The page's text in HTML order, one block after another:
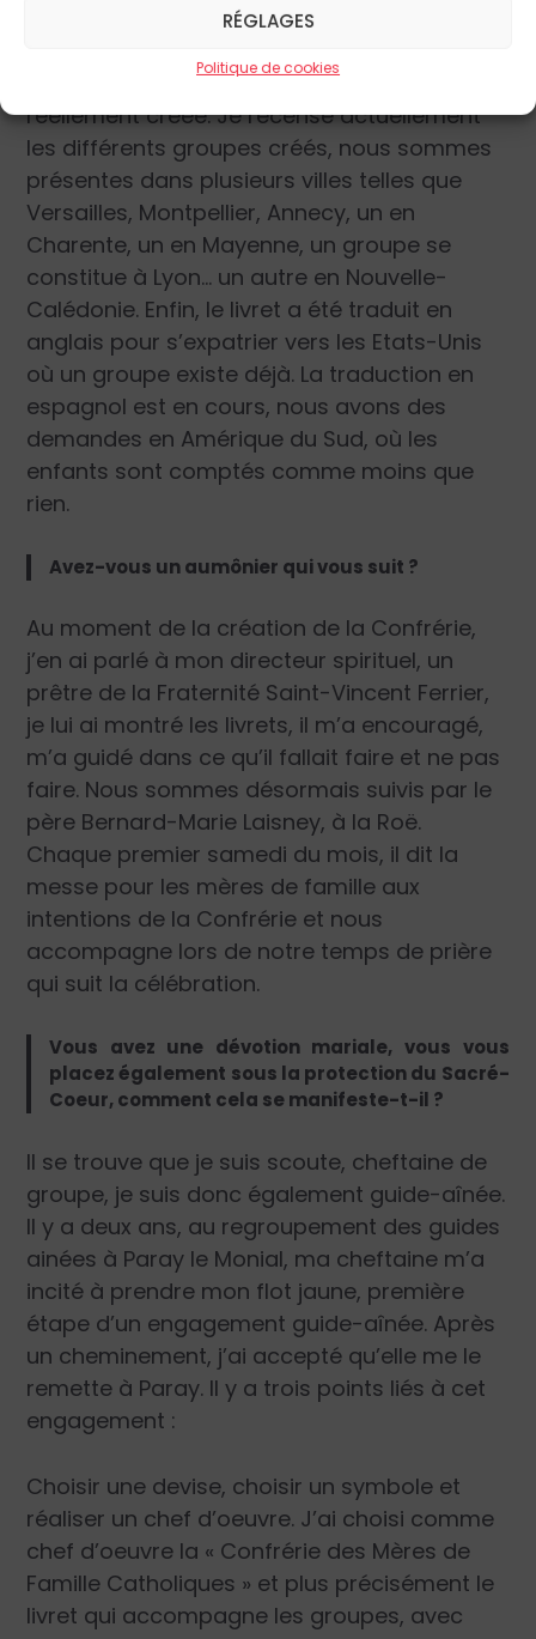
RÉGLAGES
Politique de cookies
pour prier le livret intégral de la Confrérie.
Cela fait trois ans que la Confrérie est
réellement créée. Je recense actuellement
les différents groupes créés, nous sommes
présentes dans plusieurs villes telles que
Versailles, Montpellier, Annecy, un en
Charente, un en Mayenne, un groupe se
constitue à Lyon… un autre en Nouvelle-
Calédonie. Enfin, le livret a été traduit en
anglais pour s’expatrier vers les Etats-Unis
où un groupe existe déjà. La traduction en
espagnol est en cours, nous avons des
demandes en Amérique du Sud, où les
enfants sont comptés comme moins que
rien.
Avez-vous un aumônier qui vous suit ?
Au moment de la création de la Confrérie,
j’en ai parlé à mon directeur spirituel, un
prêtre de la Fraternité Saint-Vincent Ferrier,
je lui ai montré les livrets, il m’a encouragé,
m’a guidé dans ce qu’il fallait faire et ne pas
faire. Nous sommes désormais suivis par le
père Bernard-Marie Laisney, à la Roë.
Chaque premier samedi du mois, il dit la
messe pour les mères de famille aux
intentions de la Confrérie et nous
accompagne lors de notre temps de prière
qui suit la célébration.
Vous avez une dévotion mariale, vous vous
placez également sous la protection du Sacré-
Coeur, comment cela se manifeste-t-il ?
Il se trouve que je suis scoute, cheftaine de
groupe, je suis donc également guide-aînée.
Il y a deux ans, au regroupement des guides
ainées à Paray le Monial, ma cheftaine m’a
incité à prendre mon flot jaune, première
étape d’un engagement guide-aînée. Après
un cheminement, j’ai accepté qu’elle me le
remette à Paray. Il y a trois points liés à cet
engagement :
Choisir une devise, choisir un symbole et
réaliser un chef d’oeuvre. J’ai choisi comme
chef d’oeuvre la « Confrérie des Mères de
Famille Catholiques » et plus précisément le
livret qui accompagne les groupes, avec